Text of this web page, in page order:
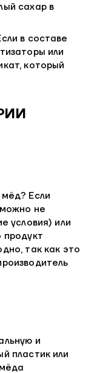
сахар в
в составе
или
который
Если
не
условия) или
так как это
и
пластик или